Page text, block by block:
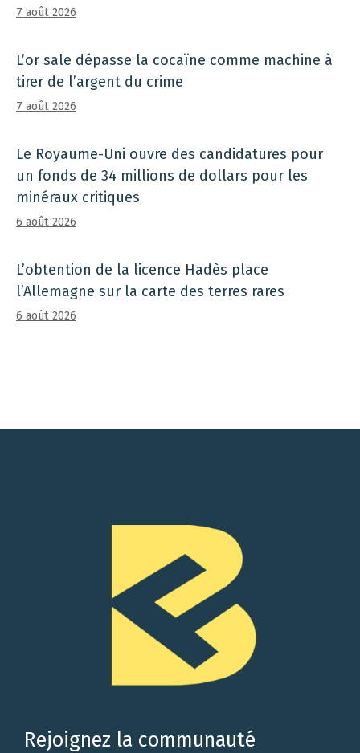
7 août 2026
L’or sale dépasse la cocaïne comme machine à
tirer de l’argent du crime
7 août 2026
Le Royaume-Uni ouvre des candidatures pour
un fonds de 34 millions de dollars pour les
minéraux critiques
6 août 2026
L’obtention de la licence Hadès place
l’Allemagne sur la carte des terres rares
6 août 2026
Rejoignez la communauté